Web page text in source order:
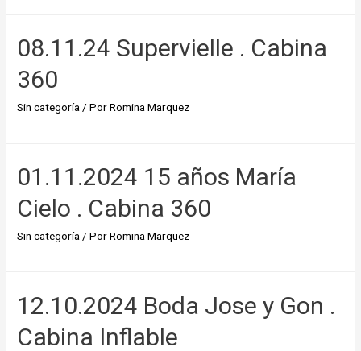
08.11.24 Supervielle . Cabina
360
Sin categoría/ PorRomina Marquez
01.11.2024 15 años María
Cielo . Cabina 360
Sin categoría / PorRomina Marquez
12.10.2024 Boda Jose y Gon .
Cabina Inflable